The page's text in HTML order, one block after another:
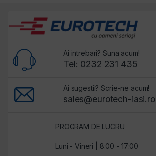
Ai intrebari? Suna acum!
Tel: 0232 231 435
Ai sugestii? Scrie-ne acum!
sales@eurotech-iasi.ro
PROGRAM DE LUCRU
Luni - Vineri | 8:00 - 17:00